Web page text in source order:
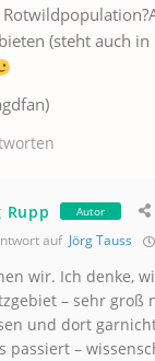
(steht auch
Rupp Autor
auf Jörg Tauss
wir. Ich denke,
– sehr groß
und dort
passiert –